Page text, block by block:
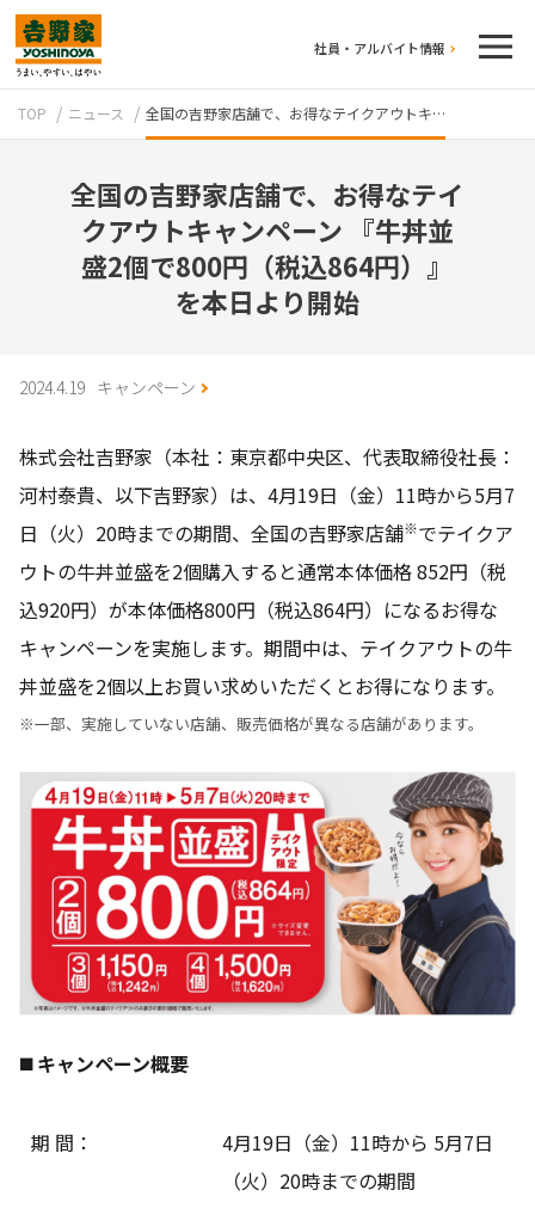
社員・アルバイト情報
牛丼のこだわり 吉野家の歴史
TOP ニュース 全国の吉野家店舗で、お得なテイクアウトキ…
全国の吉野家店舗で、お得なテイ
クアウトキャンペーン 『牛丼並
盛2個で800円（税込864円）』
を本日より開始
2024.4.19 キャンペーン
株式会社吉野家（本社：東京都中央区、代表取締役社長：
河村泰貴、以下吉野家）は、4月19日（金）11時から5月7
日（火）20時までの期間、全国の吉野家店舗※でテイクア
ウトの牛丼並盛を2個購入すると通常本体価格 852円（税
込920円）が本体価格800円（税込864円）になるお得な
キャンペーンを実施します。期間中は、テイクアウトの牛
丼並盛を2個以上お買い求めいただくとお得になります。
※一部、実施していない店舗、販売価格が異なる店舗があります。
◼️ キャンペーン概要
期 間：
4月19日（金）11時から 5月7日
（火）20時までの期間